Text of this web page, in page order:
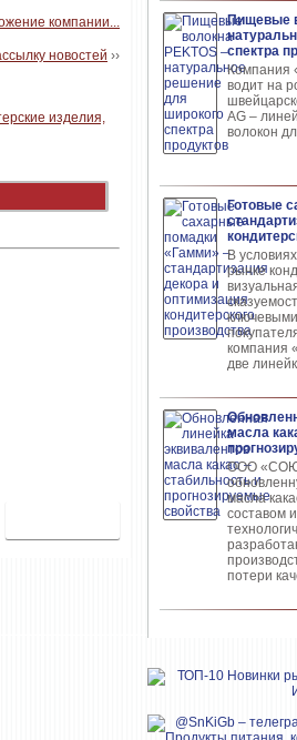
Пищевые
спектра
Компания
водит на
AG –
волокон
Готовые
В
рынке
компания
две
масла
ООО
масла
составом
потери
новостей ››